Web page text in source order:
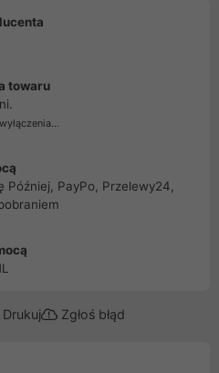
towaru
Później, PayPo, Przelewy24,
Zgłoś błąd